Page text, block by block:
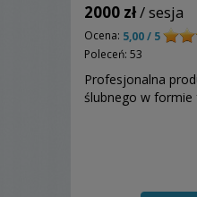
2000 zł/ sesja
Ocena: 5,00 / 5
Poleceń: 53
Profesjonalna
ślubnego w formie